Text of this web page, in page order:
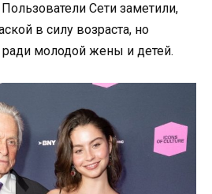
Сети заметили,
в силу возраста, но
молодой жены и детей.